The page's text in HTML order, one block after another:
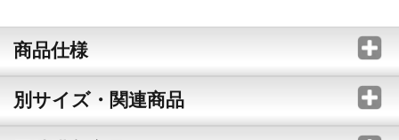
商品仕様
別サイズ・関連商品